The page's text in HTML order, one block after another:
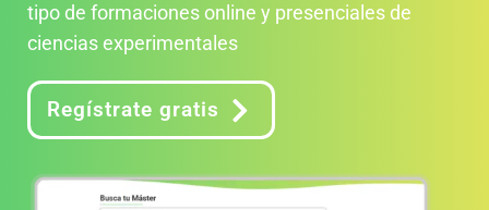
tipo de formaciones online y presenciales de
ciencias experimentales
Regístrate gratis